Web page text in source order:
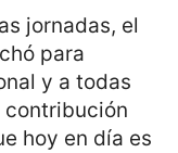
jornadas, el
para
y a todas
contribución
hoy en día es